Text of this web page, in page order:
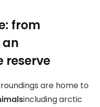
from
an
reserve
are home to
including arctic